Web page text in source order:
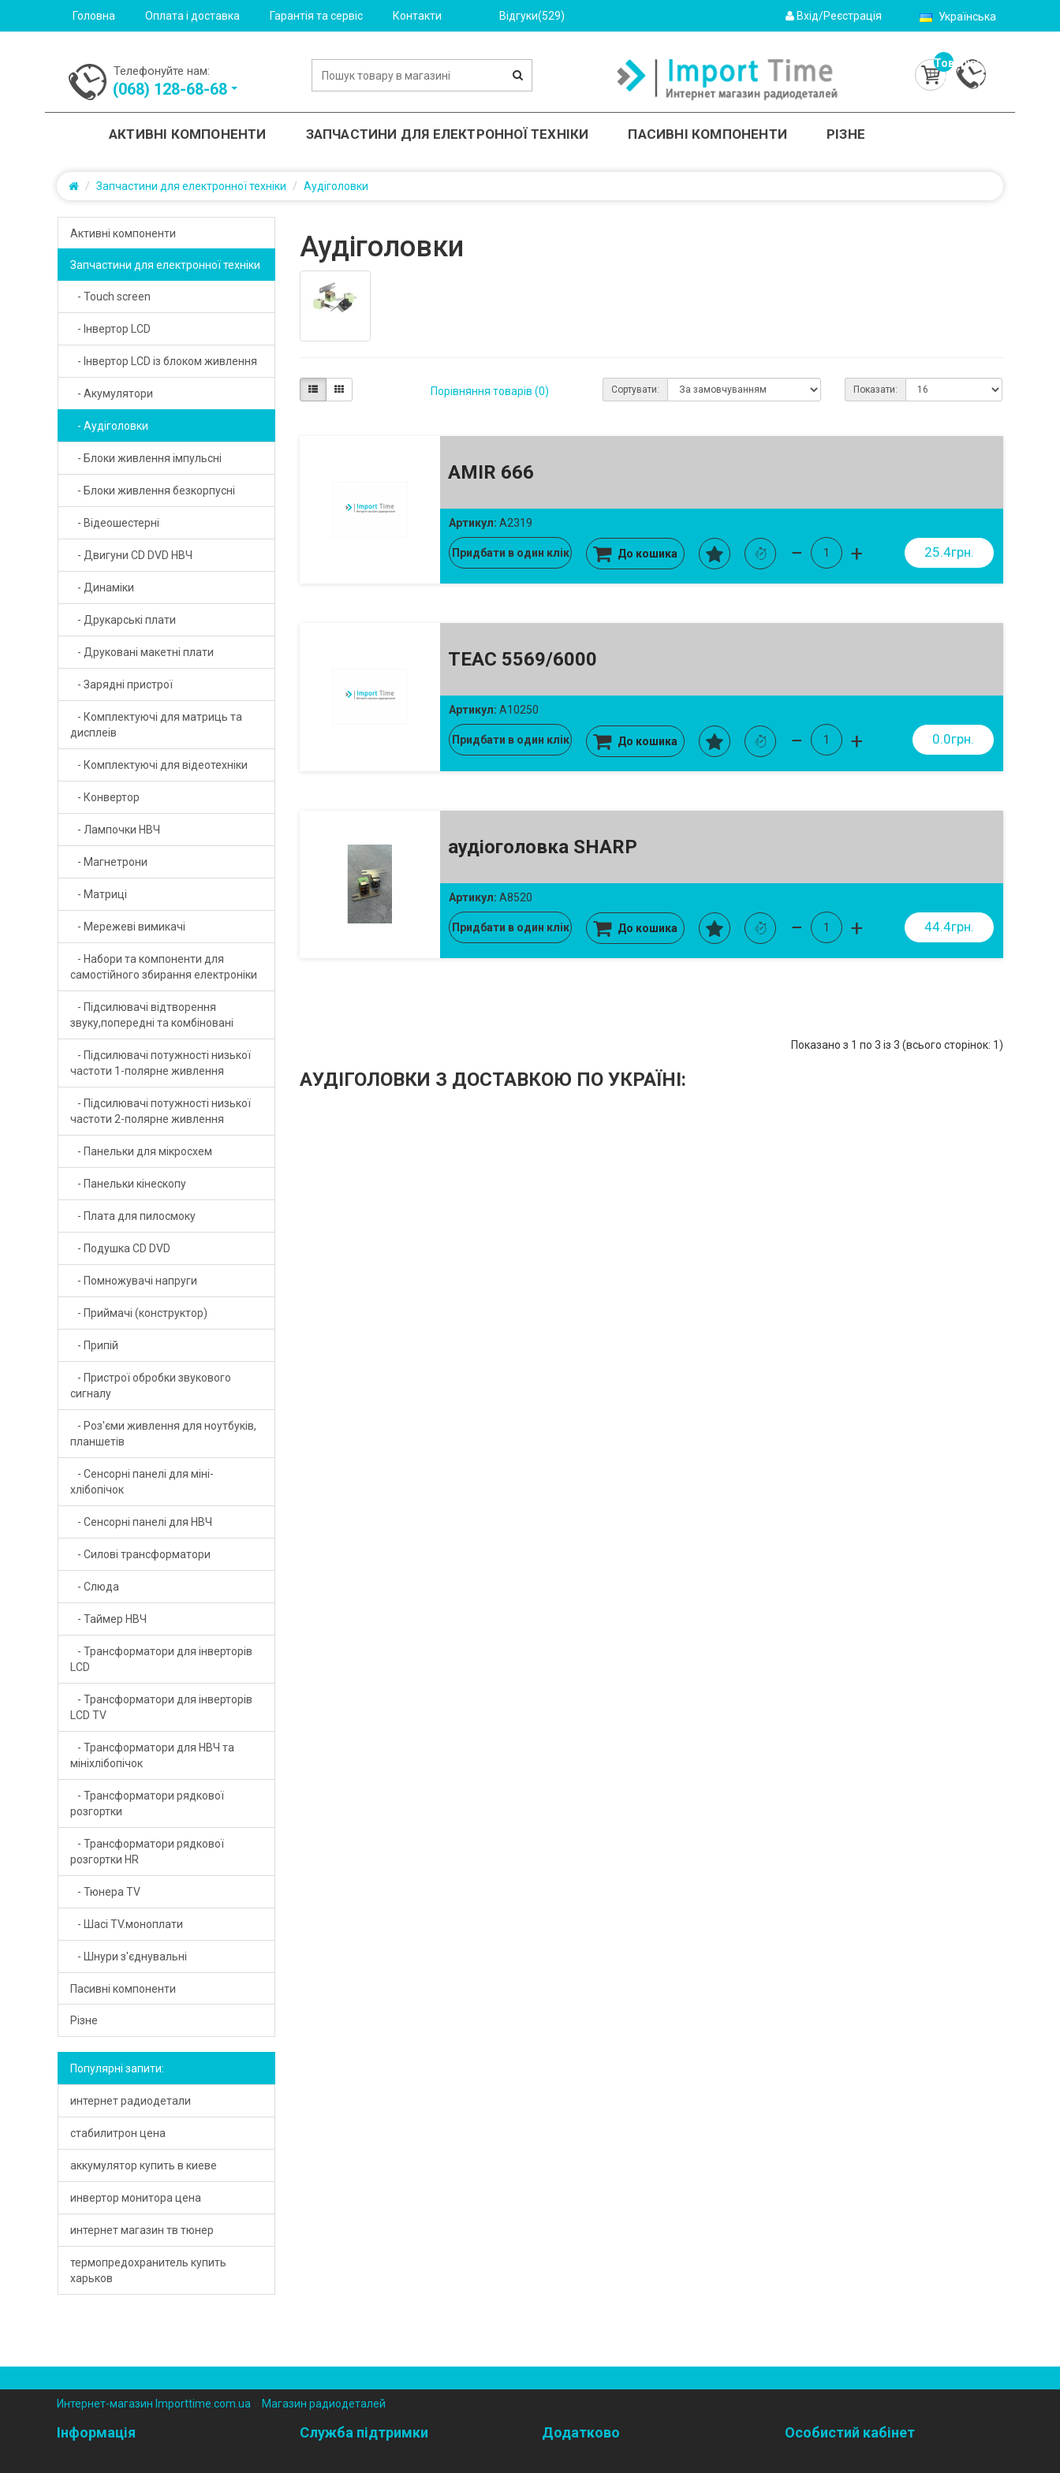
Головна Оплата і доставка Гарантія та сервіс Контакти Відгуки(529) Українська
Вхід/Реєстрація
Телефонуйте нам:
(‎068) 128-68-68
Товарів:
0
(0.0грн.)
АКТИВНІ КОМПОНЕНТИ ЗАПЧАСТИНИ ДЛЯ ЕЛЕКТРОННОЇ ТЕХНІКИ ПАСИВНІ КОМПОНЕНТИ РІЗНЕ
Запчастини для електронної техніки Аудіголовки
Активні компоненти
- Діністори
- Діоди випрямляючі
- Діоди захисні
- Діоди швидкі
- Діоди Шотткі
- Діодні мости
- Кварцові резонатори
- Керамічні резонатори
- Колодки для реле
- Мікросхеми
- Оптрони
- Реле
- Реле твердотільні
- Світлодіоди телевізійні LED
- Стабілітрони
- Тиристори симістори
- Транзистор IGBT
- Транзистор біполярний
- Транзистор НВЧ
- Транзистор польовий
- Фотоприймачі
- Фоторезистори
Запчастини для електронної техніки
- Touch screen
- Інвертор LCD
- Інвертор LCD із блоком живлення
- Акумулятори
- Аудіголовки
- Блоки живлення імпульсні
- Блоки живлення безкорпусні
- Відеошестерні
- Двигуни CD DVD НВЧ
- Динаміки
- Друкарські плати
- Друковані макетні плати
- Зарядні пристрої
- Комплектуючi для матриць та
дисплеiв
- Комплектуючі для вiдеотехнiки
- Конвертор
- Лампочки НВЧ
- Магнетрони
- Матриці
- Мережеві вимикачі
- Набори та компоненти для
самостійного збирання електроніки
- Підсилювачі відтворення
звуку,попередні та комбіновані
- Підсилювачі потужності низької
частоти 1-полярне живлення
- Підсилювачі потужності низької
частоти 2-полярне живлення
- Панельки для мікросхем
- Панельки кінескопу
- Плата для пилосмоку
- Подушка CD DVD
- Помножувачі напруги
- Приймачі (конструктор)
- Припій
- Пристрої обробки звукового
сигналу
- Роз'єми живлення для ноутбуків,
планшетів
- Сенсорні панелі для міні-
хлібопічок
- Сенсорні панелі для НВЧ
- Силові трансформатори
- Слюда
- Таймер НВЧ
- Трансформатори для інверторів
LCD
- Трансформатори для інверторів
LCD TV
- Трансформатори для НВЧ та
мініхлібопічок
- Трансформатори рядкової
розгортки
- Трансформатори рядкової
розгортки HR
- Тюнера TV
- Шасі TV.моноплати
- Шнури з'єднувальні
Пасивні компоненти
- Індуктивності SMD
- Варістори
- Енкодери
- Запобіжники
- Конденсатори
- Позистори PTC
- Резистори змінного опору
- Резистори постійного опору
- Термістори
Різне
- Сервісні пристрої для приймачів
- Стабілізатори, регулятори та інше
- Фільтри
- Ферити
- Хімія
- Шлейфи
Популярні запити:
интернет радиодетали
стабилитрон цена
аккумулятор купить в киеве
инвертор монитора цена
интернет магазин тв тюнер
термопредохранитель купить
харьков
Аудіголовки
Порівняння товарів (0) Сортувати: Показати:
AMIR 666
Артикул: A2319
Придбати в один клік 25.4грн.
До кошика − +
TEAC 5569/6000
Артикул: A10250
Придбати в один клік 0.0грн.
До кошика − +
аудіоголовка SHARP
Артикул: A8520
Придбати в один клік 44.4грн.
До кошика − +
Показано з 1 по 3 із 3 (всього сторінок: 1)
АУДІГОЛОВКИ З ДОСТАВКОЮ ПО УКРАЇНІ:
Интернет-магазин Importtime.com.ua Магазин радиодеталей
Інформація Служба підтримки Додатково Особистий кабінет